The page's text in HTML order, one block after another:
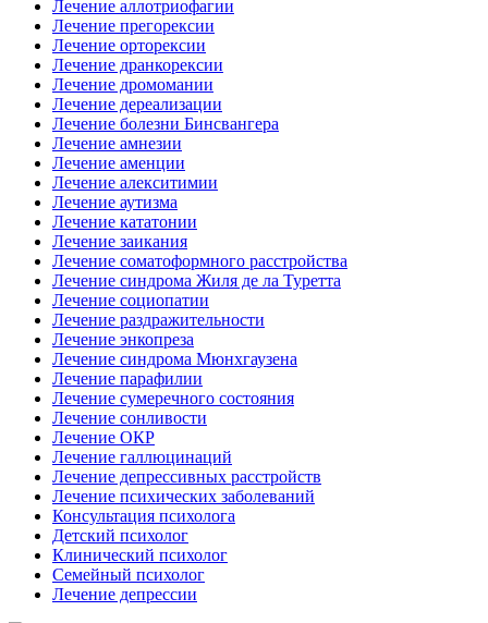
Лечение аллотриофагии
Лечение прегорексии
Лечение орторексии
Лечение дранкорексии
Лечение дромомании
Лечение дереализации
Лечение болезни Бинсвангера
Лечение амнезии
Лечение аменции
Лечение алекситимии
Лечение аутизма
Лечение кататонии
Лечение заикания
Лечение соматоформного расстройства
Лечение синдрома Жиля де ла Туретта
Лечение социопатии
Лечение раздражительности
Лечение энкопреза
Лечение синдрома Мюнхгаузена
Лечение парафилии
Лечение сумеречного состояния
Лечение сонливости
Лечение ОКР
Лечение галлюцинаций
Лечение депрессивных расстройств
Лечение психических заболеваний
Консультация психолога
Детский психолог
Клинический психолог
Семейный психолог
Лечение депрессии